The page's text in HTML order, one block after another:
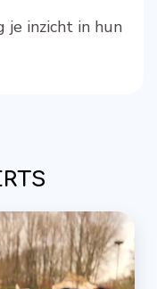
je inzicht in hun